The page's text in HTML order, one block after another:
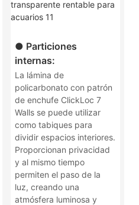
● Particiones
internas:
La lámina de
policarbonato con patrón
de enchufe ClickLoc 7
Walls se puede utilizar
como tabiques para
dividir espacios interiores.
Proporcionan privacidad
y al mismo tiempo
permiten el paso de la
luz, creando una
atmósfera luminosa y